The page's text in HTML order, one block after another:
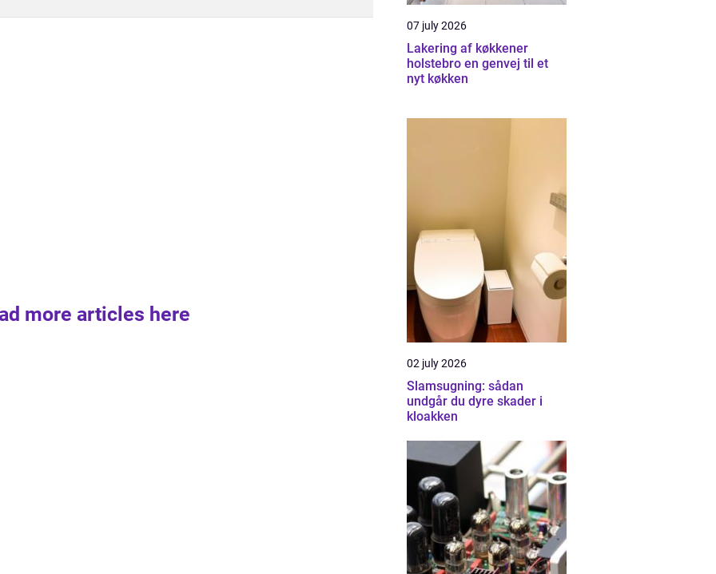
more articles here
07 july 2026
Lakering af køkkener
holstebro en genvej til et
nyt køkken
02 july 2026
Slamsugning: sådan
undgår du dyre skader i
kloakken